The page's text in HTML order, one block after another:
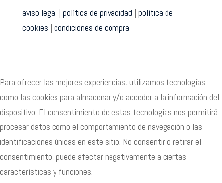
aviso legal | política de privacidad | política de
cookies | condiciones de compra
Para ofrecer las mejores experiencias, utilizamos tecnologías
como las cookies para almacenar y/o acceder a la información del
dispositivo. El consentimiento de estas tecnologías nos permitirá
procesar datos como el comportamiento de navegación o las
identificaciones únicas en este sitio. No consentir o retirar el
consentimiento, puede afectar negativamente a ciertas
características y funciones.